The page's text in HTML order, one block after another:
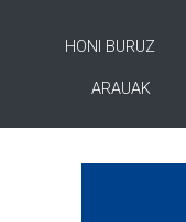
HONI BURUZ
ARAUAK